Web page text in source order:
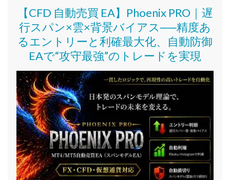
【CFD 自動売買 EA】Phoenix PRO｜遅
行スパン×雲×背景バイアス──精度あ
るエントリーと利確最大化、自動防御
EAで“攻守最強”のトレードを実現